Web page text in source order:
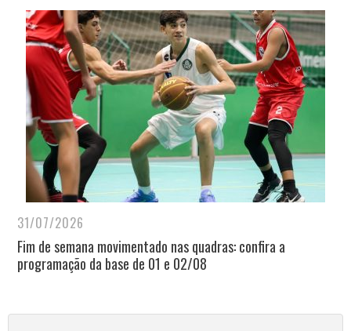
31/07/2026
Fim de semana movimentado nas quadras: confira a
programação da base de 01 e 02/08